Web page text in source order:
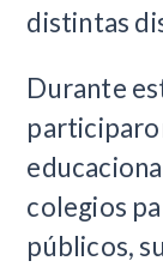
distintas
Durante
colegios
públicos,